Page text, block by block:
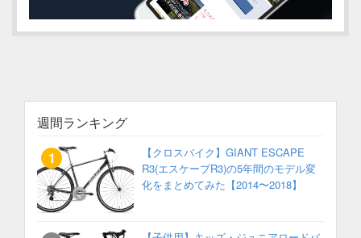
週間ランキング
【クロスバイク】GIANT ESCAPE
R3(エスケープR3)の5年間のモデル変
化をまとめてみた【2014〜2018】